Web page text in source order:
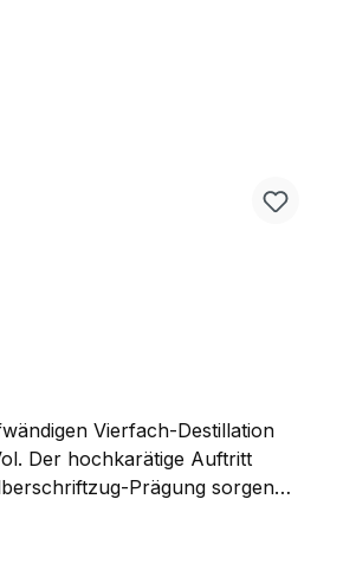
Vierfach-Destillation
Der hochkarätige Auftritt
Prägung sorgen
Flasche: 12cm